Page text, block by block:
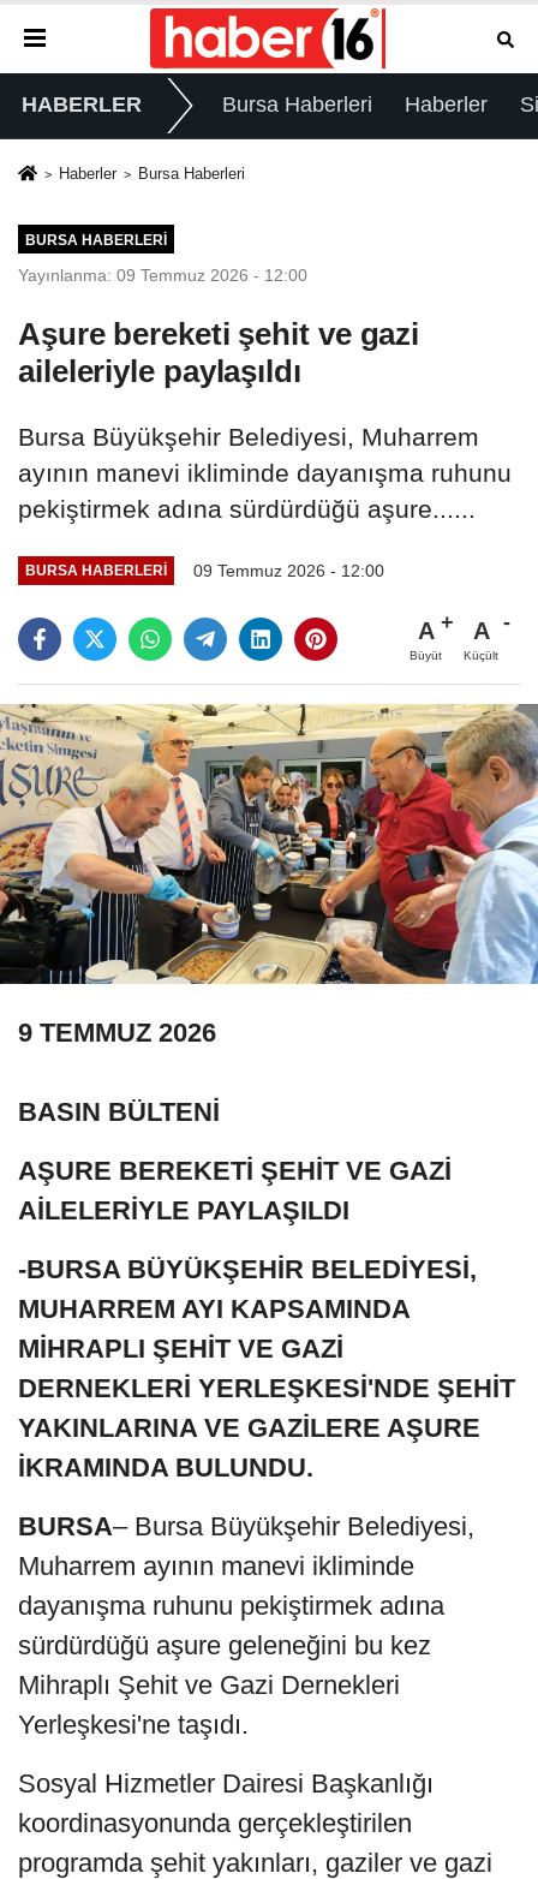
HABERLER Bursa Haberleri Haberler
Haberler Bursa Haberleri
BURSA HABERLERI
Yayınlanma: 09 Temmuz 2026 - 12:00
Aşure bereketi şehit ve gazi
aileleriyle paylaşıldı
Bursa Büyükşehir Belediyesi, Muharrem
ayının manevi ikliminde dayanışma ruhunu
pekiştirmek adına sürdürdüğü aşure......
BURSA HABERLERI 09 Temmuz 2026 - 12:00
A
Büyüt
A
Küçült
9 TEMMUZ 2026
BASIN BÜLTENİ
AŞURE BEREKETİ ŞEHİT VE GAZİ
AİLELERİYLE PAYLAŞILDI
-BURSA BÜYÜKŞEHİR BELEDİYESİ,
MUHARREM AYI KAPSAMINDA
MİHRAPLI ŞEHİT VE GAZİ
DERNEKLERİ YERLEŞKESİ'NDE ŞEHİT
YAKINLARINA VE GAZİLERE AŞURE
İKRAMINDA BULUNDU.
BURSA– Bursa Büyükşehir Belediyesi,
Muharrem ayının manevi ikliminde
dayanışma ruhunu pekiştirmek adına
sürdürdüğü aşure geleneğini bu kez
Mihraplı Şehit ve Gazi Dernekleri
Yerleşkesi'ne taşıdı.
Sosyal Hizmetler Dairesi Başkanlığı
koordinasyonunda gerçekleştirilen
programda şehit yakınları, gaziler ve gazi